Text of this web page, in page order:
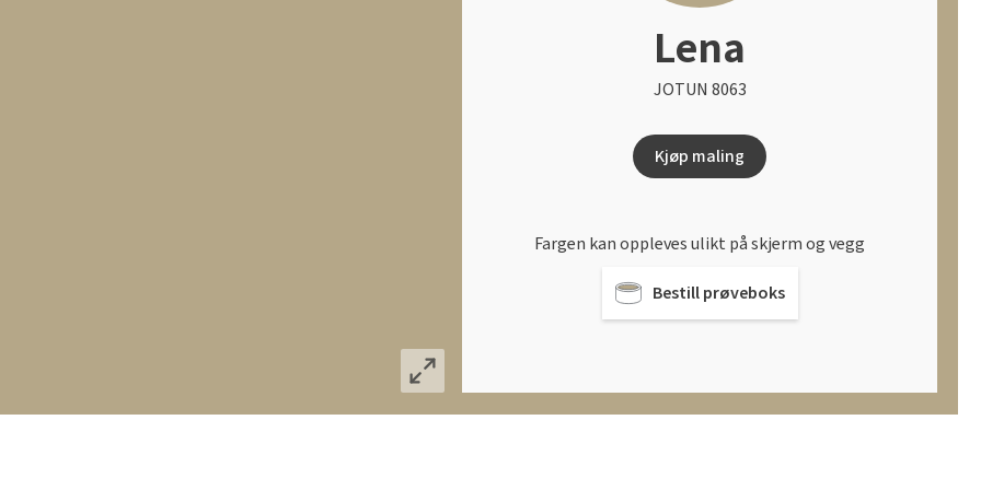
Lena
JOTUN 8063
Kjøp maling
Fargen kan oppleves ulikt på skjerm og vegg
Bestill prøveboks